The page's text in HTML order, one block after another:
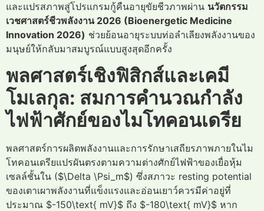
และแปรสภาพสู่โปรแกรมกู้คืนอายุขัยชีวภาพผ่าน นวัตกรรม
เวชศาสตร์ชีวพลังงาน 2026 (Bioenergetic Medicine
Innovation 2026) ช่วยย้อนอายุระบบท่อลำเลียงพลังงานของ
มนุษย์ให้กลับมาสมบูรณ์แบบสูงสุดอีกครั้ง
พลศาสตร์เชิงฟิสิกส์และเคมี
โมเลกุล: สมการคำนวณกำลัง
ไฟฟ้าศักย์ของไมโทคอนเดรีย
พลศาสตร์การผลิตพลังงานและการรักษาเสถียรภาพภายในไม
โทคอนเดรียแปรผันตรงตามความต่างศักย์ไฟฟ้าของเยื่อหุ้ม
เซลล์ชั้นใน ($\Delta \Psi_m$) ซึ่งสภาวะ resting potential
ของเตาเผาพลังงานที่แข็งแรงและอ่อนเยาว์ควรมีค่าอยู่ที่
ประมาณ $-150\text{ mV}$ ถึง $-180\text{ mV}$ หาก